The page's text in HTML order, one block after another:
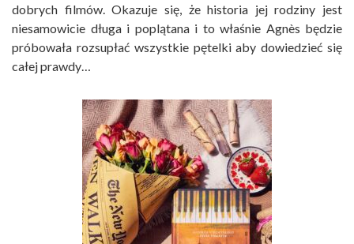
dobrych filmów. Okazuje się, że historia jej rodziny jest
niesamowicie długa i poplątana i to właśnie Agnès będzie
próbowała rozsupłać wszystkie pętelki aby dowiedzieć się
całej prawdy…